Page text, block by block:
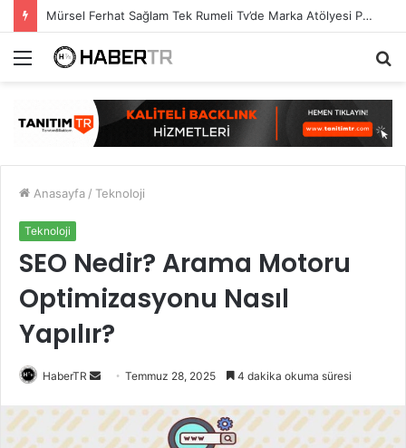
Mürsel Ferhat Sağlam Tek Rumeli Tv’de Marka Atölyesi Programına Konuk Oldu
Menü
Anasayfa / Teknoloji
Teknoloji
SEO Nedir? Arama Motoru
Optimizasyonu Nasıl
Yapılır?
HaberTR
Bir
posta
göndermek
Temmuz 28, 2025 4 dakika okuma süresi